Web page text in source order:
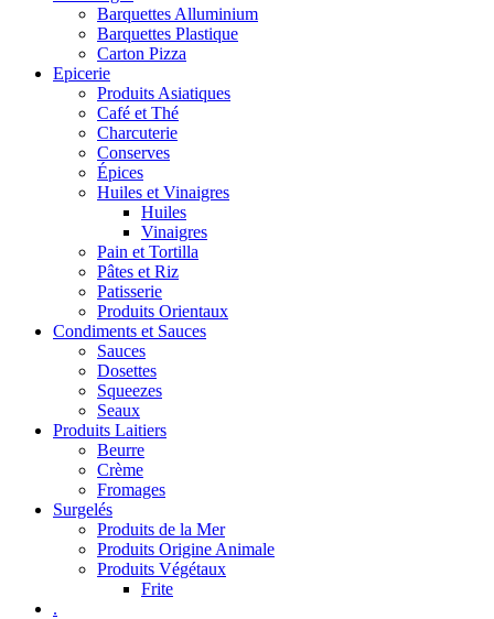
Barquettes Alluminium
Barquettes Plastique
Carton Pizza
Epicerie
Produits Asiatiques
Café et Thé
Charcuterie
Conserves
Épices
Huiles et Vinaigres
Huiles
Vinaigres
Pain et Tortilla
Pâtes et Riz
Patisserie
Produits Orientaux
Condiments et Sauces
Sauces
Dosettes
Squeezes
Seaux
Produits Laitiers
Beurre
Crème
Fromages
Surgelés
Produits de la Mer
Produits Origine Animale
Produits Végétaux
Frite
.